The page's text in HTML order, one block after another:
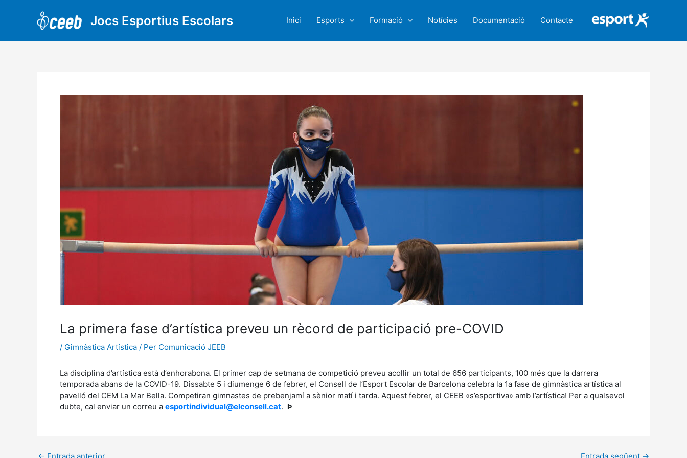
Jocs Esportius Escolars Inici Esports Formació Notícies Documentació Contacte
La primera fase d’artística preveu un rècord de participació pre-COVID
/ Gimnàstica Artística / Per Comunicació JEEB
La disciplina d’artística està d’enhorabona. El primer cap de setmana de competició preveu acollir un total de 656 participants, 100 més que la darrera
temporada abans de la COVID-19. Dissabte 5 i diumenge 6 de febrer, el Consell de l’Esport Escolar de Barcelona celebra la 1a fase de gimnàstica artística al
pavelló del CEM La Mar Bella. Competiran gimnastes de prebenjamí a sènior matí i tarda. Aquest febrer, el CEEB «s’esportiva» amb l’artística! Per a qualsevol
dubte, cal enviar un correu a esportindividual@elconsell.cat. Þ